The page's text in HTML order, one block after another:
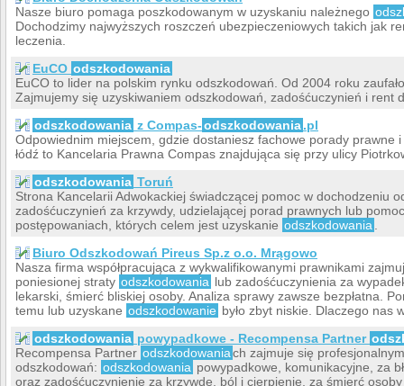
Nasze biuro pomaga poszkodowanym w uzyskaniu należnego
Dochodzimy najwyższych roszczeń ubezpieczeniowych takich jak
leczenia.
EuCO odszkodowania
EuCO to lider na polskim rynku odszkodowań. Od 2004 roku
Zajmujemy się uzyskiwaniem odszkodowań, zadośćuczynień i rent
odszkodowania z Compas-odszkodowania.pl
Odpowiednim miejscem, gdzie dostaniesz fachowe porady prawne
łódź to Kancelaria Prawna Compas znajdująca się przy ulicy
odszkodowania Toruń
Strona Kancelarii Adwokackiej świadczącej pomoc w dochodzeniu
zadośćuczynień za krzywdy, udzielającej porad prawnych lub
postępowaniach, których celem jest uzyskanie odszkodowania
Biuro Odszkodowań Pireus Sp.z o.o. Mrągowo
Nasza firma współpracująca z wykwalifikowanymi prawnikami
poniesionej straty odszkodowania lub zadośćuczynienia za
lekarski, śmierć bliskiej osoby. Analiza sprawy zawsze bezpłatna.
temu lub uzyskane odszkodowanie było zbyt niskie. Dlaczego
odszkodowania powypadkowe - Recompensa Partner
Recompensa Partner odszkodowaniach zajmuje się
odszkodowań: odszkodowania powypadkowe, komunikacyjne, za
oraz zadośćuczynienie za krzywdę, ból i cierpienie, za śmierć